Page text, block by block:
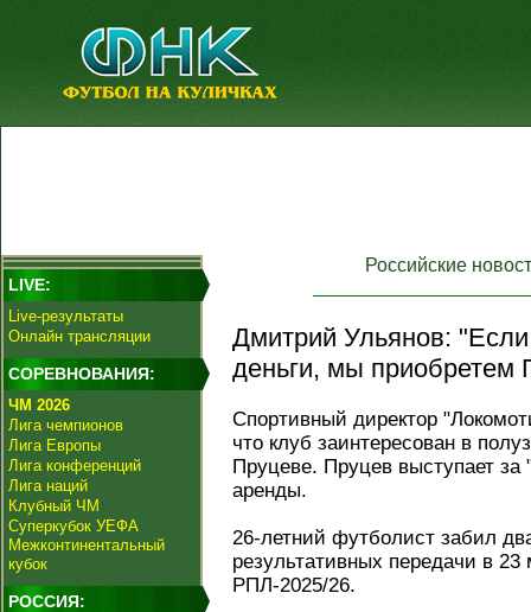
LIVE:
Live-результаты
Онлайн трансляции
СОРЕВНОВАНИЯ:
ЧМ 2026
Лига чемпионов
Лига Европы
Лига конференций
Лига наций
Клубный ЧМ
Суперкубок УЕФА
Межконтинентальный
кубок
РОССИЯ:
Российские
Дмитрий Ульянов:
деньги, мы приобретем
Спортивный директор
что клуб заинтересован в
Пруцеве. Пруцев выступает за
аренды.
26-летний футболист забил
результативных передачи в
РПЛ-2025/26.